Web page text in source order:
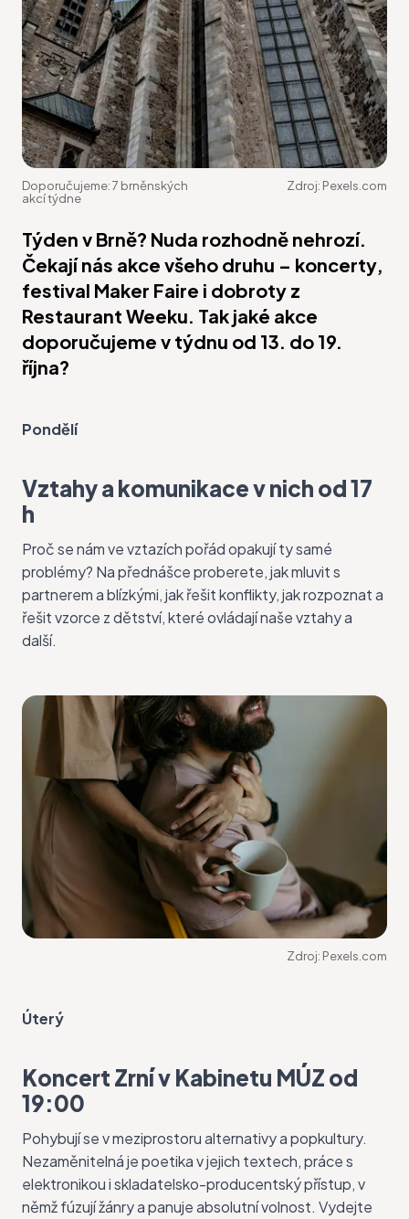
Doporučujeme: 7 brněnských
akcí týdne
Zdroj: Pexels.com
Týden v Brně? Nuda rozhodně nehrozí.
Čekají nás akce všeho druhu – koncerty,
festival Maker Faire i dobroty z
Restaurant Weeku. Tak jaké akce
doporučujeme v týdnu od 13. do 19.
října?
Pondělí
Vztahy a komunikace v nich od 17
h
Proč se nám ve vztazích pořád opakují ty samé
problémy? Napřednášceproberete, jak mluvit s
partnerem a blízkými, jak řešit konflikty, jak rozpoznat a
řešit vzorce z dětství, které ovládají naše vztahy a
další.
Zdroj: Pexels.com
Úterý
Koncert Zrní v Kabinetu MÚZ od
19:00
Pohybují se v meziprostoru alternativy a popkultury.
Nezaměnitelná je poetika v jejich textech, práce s
elektronikou i skladatelsko-producentský přístup, v
němž fúzují žánry a panuje absolutní volnost. Vydejte